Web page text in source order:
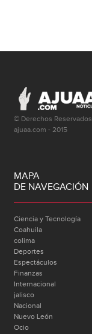
© Derechos Reservados
ajuaa.com - 2015
MAPA
DE NAVEGACIÓN
Ciencia y Tecnología
Coahuila
colima
Deportes
Espectáculos
Finanzas
Internacional
jalisco
Nacional
Nuevo León
Ocio